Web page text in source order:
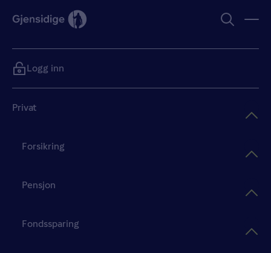
Privat
Forsikring
Pensjon
Fondssparing
Logg inn